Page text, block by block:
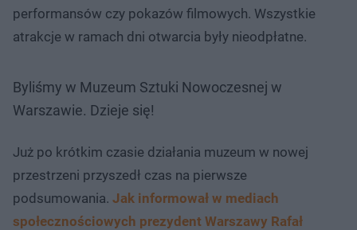
performansów czy pokazów filmowych. Wszystkie
atrakcje w ramach dni otwarcia były nieodpłatne.
Byliśmy w Muzeum Sztuki Nowoczesnej w
Warszawie. Dzieje się!
Już po krótkim czasie działania muzeum w nowej
przestrzeni przyszedł czas na pierwsze
podsumowania. Jak informował w mediach
społecznościowych prezydent Warszawy Rafał